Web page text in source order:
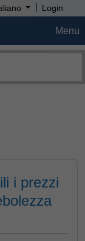
| Login
Menu
i prezzi